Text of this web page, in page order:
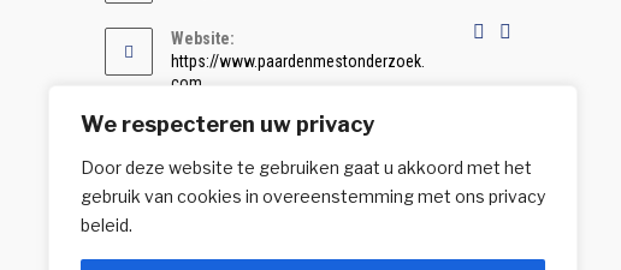
We respecteren uw privacy
Door deze website te gebruiken gaat u akkoord met het
gebruik van cookies in overeenstemming met ons privacy
beleid.
Website:
https://www.paardenmestonderzoek.
com